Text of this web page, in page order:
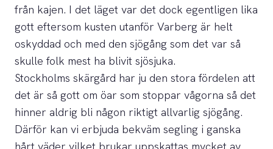
från kajen. I det läget var det dock egentligen lika
gott eftersom kusten utanför Varberg är helt
oskyddad och med den sjögång som det var så
skulle folk mest ha blivit sjösjuka.
Stockholms skärgård har ju den stora fördelen att
det är så gott om öar som stoppar vågorna så det
hinner aldrig bli någon riktigt allvarlig sjögång.
Därför kan vi erbjuda bekväm segling i ganska
hårt väder vilket brukar uppskattas mycket av